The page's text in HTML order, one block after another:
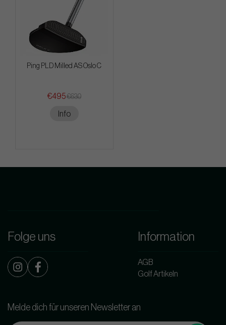
Ping PLD Milled AS Oslo C
€495€630
Info
Folge uns Information
AGB
Golf Artikeln
Melde dich für unseren Newsletter an